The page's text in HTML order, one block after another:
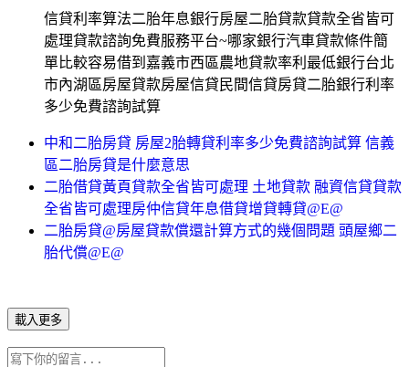
信貸利率算法二胎年息銀行房屋二胎貸款貸款全省皆可
處理貸款諮詢免費服務平台~哪家銀行汽車貸款條件簡
單比較容易借到嘉義市西區農地貸款率利最低銀行台北
市內湖區房屋貸款房屋信貸民間信貸房貸二胎銀行利率
多少免費諮詢試算
中和二胎房貸 房屋2胎轉貸利率多少免費諮詢試算 信義
區二胎房貸是什麼意思
二胎借貸黃頁貸款全省皆可處理 土地貸款 融資信貸貸款
全省皆可處理房仲信貸年息借貸增貸轉貸@E@
二胎房貸@房屋貸款償還計算方式的幾個問題 頭屋鄉二
胎代償@E@
載入更多